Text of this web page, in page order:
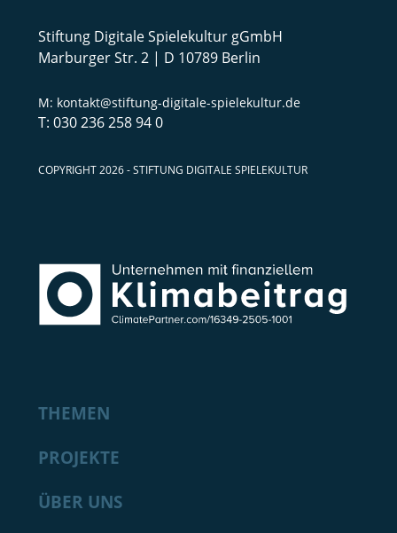
Stiftung Digitale Spielekultur gGmbH
Marburger Str. 2 | D 10789 Berlin
kontakt@stiftung-digitale-spielekultur.de
030 236 258 94 0
COPYRIGHT 2026 - STIFTUNG DIGITALE SPIELEKULTUR
THEMEN
PROJEKTE
ÜBER UNS